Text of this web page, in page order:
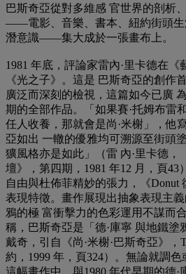
巴斯奇亞從對多維感 官世界的剖析
——電影、音樂、書本、紐約街頭生
潛意識——集大成於一張畫布上。
1981 年底，評論家雷內·里卡德在
《光之子》。這是 巴斯奇亞的創作
廣泛而深刻的檢視，這篇如今已廣
期的全部作品。「如果賽·托姆布雷
任人收養，那就會是尚·米榭」，他
亞如出 一轍的優雅均可溯源至街頭
獷風格亦是如此」（雷 內·里卡德，
壇》，第四期，1981 年12 月，頁43
自由與杜佈菲精妙的張力，《Donut
表現特徵。畫作展現出抽象表現主
鴉的極 富衝擊力的色彩運用不謀而
稱，巴斯奇亞是「德·庫寧 與地鐵塗
戴奇，引自《尚·米榭·巴斯奇亞》，
約，1999 年，頁324）。無論就調
這幅畫作中，與1980 年代早期的德